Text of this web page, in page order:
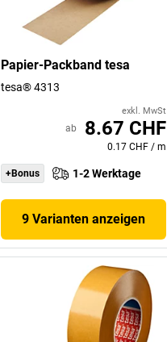
Papier-Packband tesa
tesa® 4313
exkl. MwSt
ab 8.67 CHF
0.17 CHF /m
+Bonus 1-2 Werktage
9 Varianten anzeigen